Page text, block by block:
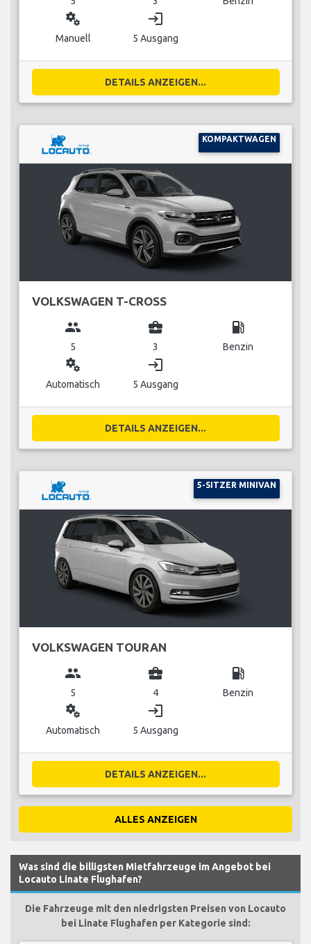
miscellaneous_services
Manuell
login
5 Ausgang
DETAILS ANZEIGEN...
KOMPAKTWAGEN
VOLKSWAGEN T-CROSS
group
5
business_center
3
local_gas_station
Benzin
miscellaneous_services
Automatisch
login
5 Ausgang
DETAILS ANZEIGEN...
5-SITZER MINIVAN
VOLKSWAGEN TOURAN
group
5
business_center
4
local_gas_station
Benzin
miscellaneous_services
Automatisch
login
5 Ausgang
DETAILS ANZEIGEN...
ALLES ANZEIGEN
Was sind die billigsten Mietfahrzeuge im Angebot bei
Locauto Linate Flughafen?
Die Fahrzeuge mit den niedrigsten Preisen von Locauto
bei Linate Flughafen per Kategorie sind: